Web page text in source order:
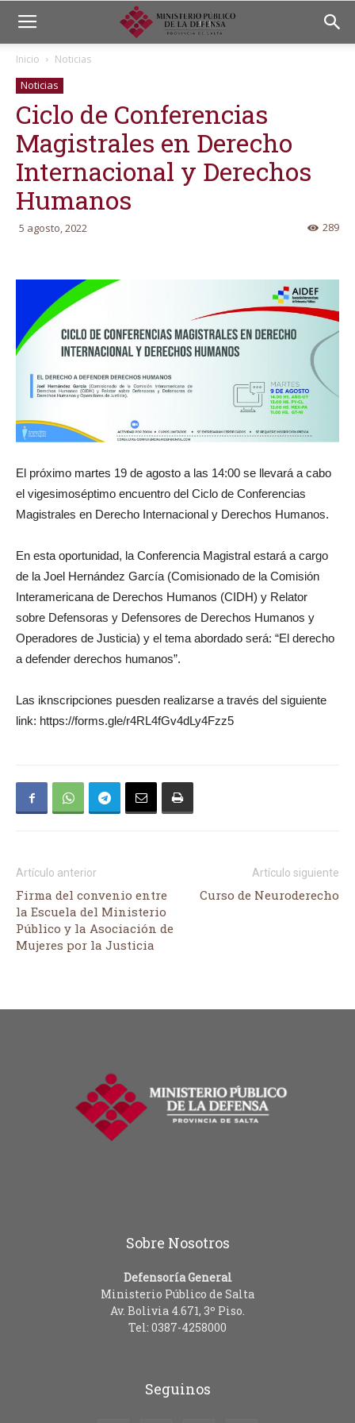
Inicio Noticias
Noticias
Ciclo de Conferencias
Magistrales en Derecho
Internacional y Derechos
Humanos
5 agosto, 2022 289
El próximo martes 19 de agosto a las 14:00 se llevará a cabo
el vigesimoséptimo encuentro del Ciclo de Conferencias
Magistrales en Derecho Internacional y Derechos Humanos.
En esta oportunidad, la Conferencia Magistral estará a cargo
de la Joel Hernández García (Comisionado de la Comisión
Interamericana de Derechos Humanos (CIDH) y Relator
sobre Defensoras y Defensores de Derechos Humanos y
Operadores de Justicia) y el tema abordado será: “El derecho
a defender derechos humanos”.
Las iknscripciones puesden realizarse a través del siguiente
link: https://forms.gle/r4RL4fGv4dLy4Fzz5
Artículo anterior
Firma del convenio entre
la Escuela del Ministerio
Público y la Asociación de
Mujeres por la Justicia
Artículo siguiente
Curso de Neuroderecho
Sobre Nosotros
Defensoría General
Ministerio Público de Salta
Av. Bolivia 4.671, 3º Piso.
Tel: 0387-4258000
Seguinos